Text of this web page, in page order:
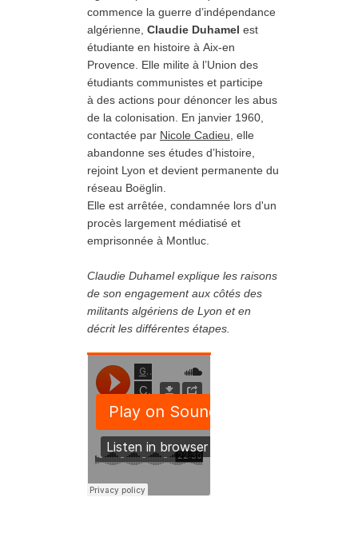
commence la guerre d’indépendance
algérienne, Claudie Duhamel est
étudiante en histoire à Aix-en
Provence. Elle milite à l’Union des
étudiants communistes et participe
à des actions pour dénoncer les abus
de la colonisation. En janvier 1960,
contactée par Nicole Cadieu , elle
abandonne ses études d’histoire,
rejoint Lyon et devient permanente du
réseau Boëglin.
Elle est arrêtée, condamnée lors d'un
procès largement médiatisé et
emprisonnée à Montluc.
Claudie Duhamel explique les raisons
de son engagement aux côtés des
militants algériens de Lyon et en
décrit les différentes étapes.